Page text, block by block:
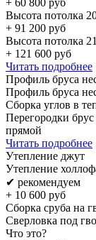
Высота потолка
+ 91 200 руб
Высота потолка
+ 121 600 руб
Читать подробнее
Профиль бруса
Профиль бруса
Сборка углов в
Перегородки
прямой
Читать подробнее
Утепление джут
Утепление
✔ рекомендуем
+ 10 600 руб
Сборка сруба на
Сверловка под
Что это?